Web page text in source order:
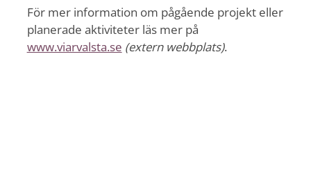
För mer information om pågående projekt eller
planerade aktiviteter läs mer på
www.viarvalsta.se (extern webbplats).